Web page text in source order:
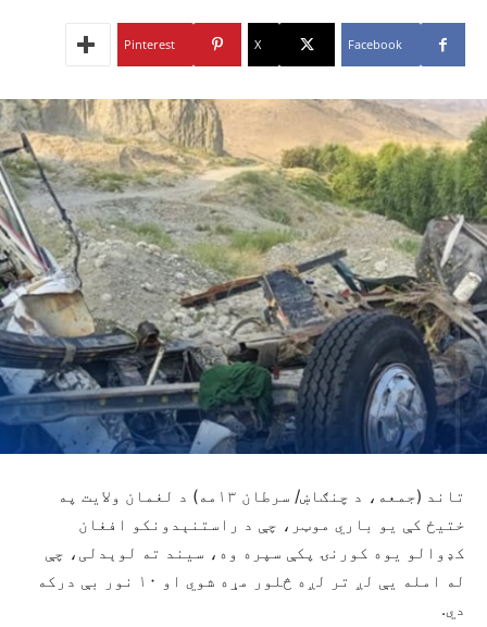
Facebook
X
Pinterest
تاند (جمعه، د چنګاښ/ سرطان ۱۳مه) د لغمان ولایت په
ختیځ کې یو باري موټر، چې د راستنېدونکو افغان
کډوالو یوه کورنۍ پکې سپره وه، سیند ته لوېدلی، چې
له امله یې لږ تر لږه څلور مړه شوي او ۱۰ نور بې درکه
دي.